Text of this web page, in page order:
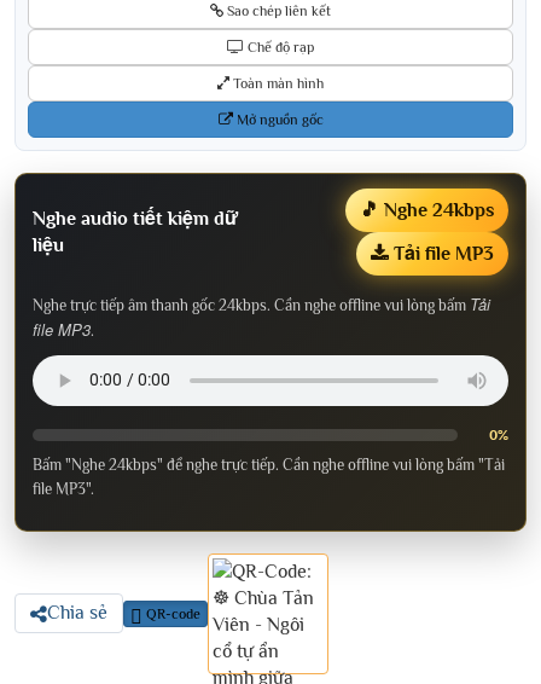
Sao chép liên kết
Chế độ rạp
Toàn màn hình
Mở nguồn gốc
Nghe audio tiết kiệm dữ
liệu
🎵 Nghe 24kbps
Tải file MP3
Nghe trực tiếp âm thanh gốc 24kbps. Cần nghe offline vui lòng bấm Tải
file MP3.
0%
Bấm "Nghe 24kbps" để nghe trực tiếp. Cần nghe offline vui lòng bấm "Tải
file MP3".
Chia sẻ QR-code